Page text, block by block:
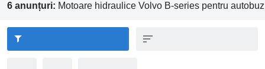
6 anunțuri: Motoare hidraulice Volvo B-series pentru autobuz